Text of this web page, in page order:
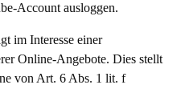
Account ausloggen.
im Interesse einer
Online-Angebote. Dies stellt
von Art. 6 Abs. 1 lit. f